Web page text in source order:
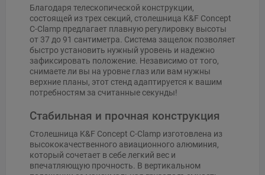
Благодаря телескопической конструкции,
состоящей из трех секций, столешница K&F Concept
C-Clamp предлагает плавную регулировку высоты
от 37 до 91 сантиметра. Система защелок позволяет
быстро установить нужный уровень и надежно
зафиксировать положение. Независимо от того,
снимаете ли вы на уровне глаз или вам нужны
верхние планы, этот стенд адаптируется к вашим
потребностям за считанные секунды!
Стабильная и прочная конструкция
Столешница K&F Concept C-Clamp изготовлена из
высококачественного авиационного алюминия,
который сочетает в себе легкий вес и
впечатляющую прочность. В вертикальном